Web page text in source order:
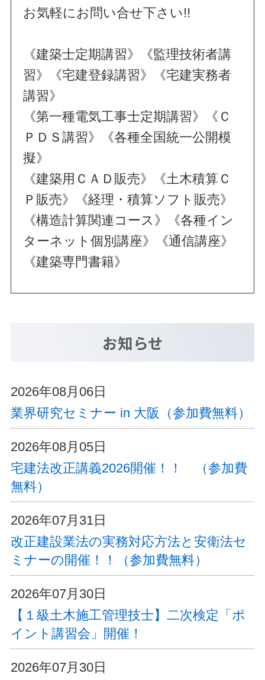
お気軽にお問い合せ下さい!!
《建築士定期講習》《監理技術者講
習》《宅建登録講習》《宅建実務者
講習》
《第一種電気工事士定期講習》《Ｃ
ＰＤＳ講習》《各種全国統一公開模
擬》
《建築用ＣＡＤ販売》《土木積算Ｃ
Ｐ販売》《経理・積算ソフト販売》
《構造計算関連コース》《各種イン
ターネット個別講座》《通信講座》
《建築専門書籍》
お知らせ
2026年08月06日
業界研究セミナー in 大阪（参加費無料）
2026年08月05日
宅建法改正講義2026開催！！ （参加費
無料）
2026年07月31日
改正建設業法の実務対応方法と安衛法セ
ミナーの開催！！（参加費無料）
2026年07月30日
【１級土木施工管理技士】二次検定「ポ
イント講習会」開催！
2026年07月30日